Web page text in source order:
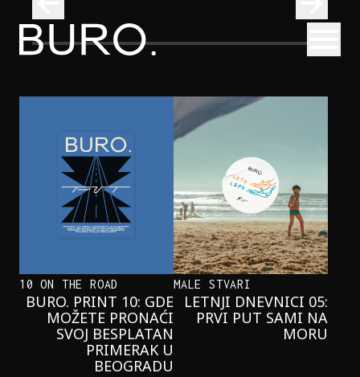
BURO.
NEOBIČNA PRIČA O BLIZNAKINJAMA
KOJE SU INSPIRISALE NOVI
HERCOGOV FILM
10 ON THE ROAD
BURO. PRINT 10: GDE
MOŽETE PRONAĆI
SVOJ BESPLATAN
PRIMERAK U
BEOGRADU
MALE STVARI
LETNJI DNEVNICI 05:
PRVI PUT SAMI NA
MORU